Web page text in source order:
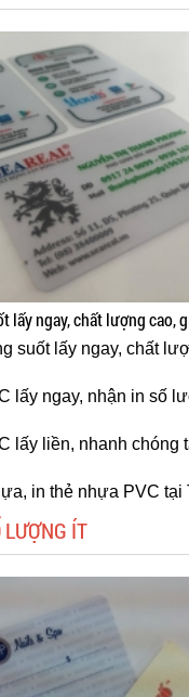
lấy ngay, chất lượng cao,
suốt lấy ngay, chất
lấy ngay, nhận in số
lấy liền, nhanh chóng
in thẻ nhựa PVC tại
ÍT